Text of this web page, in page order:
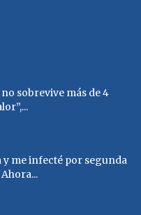
sobrevive más de 4
y me infecté por segunda